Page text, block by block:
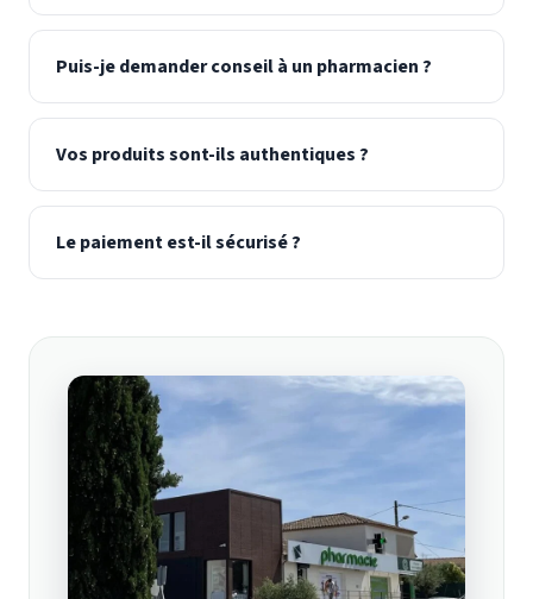
Puis-je demander conseil à un pharmacien ?
Vos produits sont-ils authentiques ?
Le paiement est-il sécurisé ?